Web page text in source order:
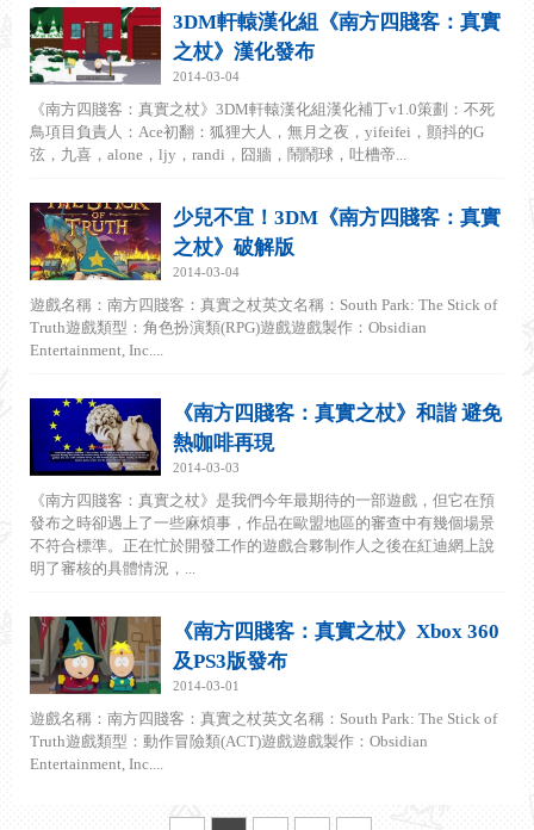
3DM軒轅漢化組《南方四賤客：真實
之杖》漢化發布
2014-03-04
《南方四賤客：真實之杖》3DM軒轅漢化組漢化補丁v1.0策劃：不死
鳥項目負責人：Ace初翻：狐狸大人，無月之夜，yifeifei，顫抖的G
弦，九喜，alone，ljy，randi，囧牆，鬧鬧球，吐槽帝...
少兒不宜！3DM《南方四賤客：真實
之杖》破解版
2014-03-04
遊戲名稱：南方四賤客：真實之杖英文名稱：South Park: The Stick of
Truth遊戲類型：角色扮演類(RPG)遊戲遊戲製作：Obsidian
Entertainment, Inc....
《南方四賤客：真實之杖》和諧 避免
熱咖啡再現
2014-03-03
《南方四賤客：真實之杖》是我們今年最期待的一部遊戲，但它在預
發布之時卻遇上了一些麻煩事，作品在歐盟地區的審查中有幾個場景
不符合標準。正在忙於開發工作的遊戲合夥制作人之後在紅迪網上說
明了審核的具體情況，...
《南方四賤客：真實之杖》Xbox 360
及PS3版發布
2014-03-01
遊戲名稱：南方四賤客：真實之杖英文名稱：South Park: The Stick of
Truth遊戲類型：動作冒險類(ACT)遊戲遊戲製作：Obsidian
Entertainment, Inc....